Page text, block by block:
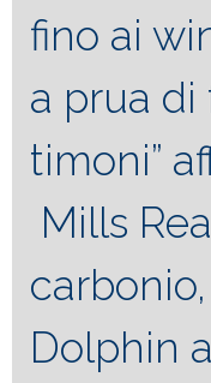
fino ai
a prua di
timoni”
Mills
Dolphin